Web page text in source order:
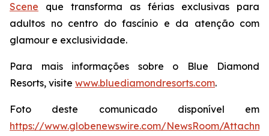
Scene que transforma as férias exclusivas para
adultos no centro do fascínio e da atenção com
glamour e exclusividade.
Para mais informações sobre o Blue Diamond
Resorts, visite www.bluediamondresorts.com.
Foto deste comunicado disponível em
https://www.globenewswire.com/NewsRoom/